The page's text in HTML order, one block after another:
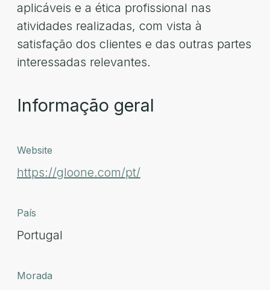
aplicáveis e a ética profissional nas
atividades realizadas, com vista à
satisfação dos clientes e das outras partes
interessadas relevantes.
Informação geral
Website
https://gloone.com/pt/
País
Portugal
Morada